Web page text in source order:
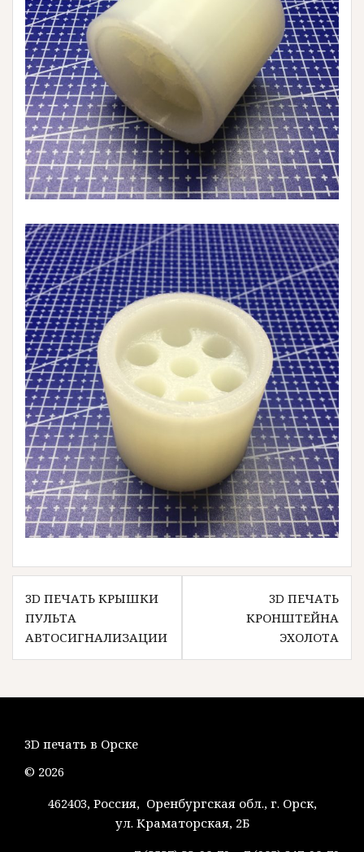
Навигация
по
записям
3D ПЕЧАТЬ КРЫШКИ
ПУЛЬТА
АВТОСИГНАЛИЗАЦИИ
3D ПЕЧАТЬ
КРОНШТЕЙНА
ЭХОЛОТА
3D печать в Орске
© 2026
462403, Россия, Оренбургская обл., г. Орск,
ул. Краматорская, 2Б